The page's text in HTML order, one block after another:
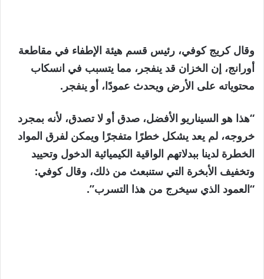
وقال كريج كوفي، رئيس قسم هيئة الإطفاء في مقاطعة
أورانج، إن الخزان قد ينفجر، مما يتسبب في انسكاب
محتوياته على الأرض ويحدث عمودًا، أو ينفجر.
“هذا هو السيناريو الأفضل، صدق أو لا تصدق، لأنه بمجرد
خروجه، لم يعد يشكل خطرًا متفجرًا ويمكن لفرق المواد
الخطرة لدينا ببدلاتهم الواقية الكيميائية الدخول وتحييد
وتخفيف الأبخرة التي ستنبعث من ذلك، وقال كوفي:
“العمود الذي سيخرج من هذا التسرب”.